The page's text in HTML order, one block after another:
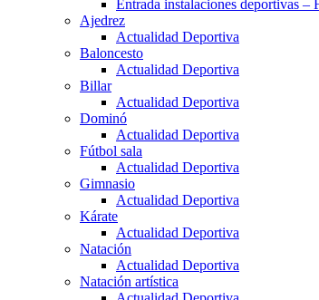
Entrada instalaciones deportivas –
Ajedrez
Actualidad Deportiva
Baloncesto
Actualidad Deportiva
Billar
Actualidad Deportiva
Dominó
Actualidad Deportiva
Fútbol sala
Actualidad Deportiva
Gimnasio
Actualidad Deportiva
Kárate
Actualidad Deportiva
Natación
Actualidad Deportiva
Natación artística